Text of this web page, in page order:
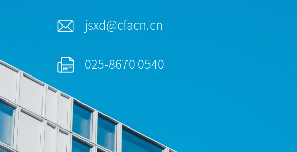
jsxd@cfacn.cn
025-8670 0540